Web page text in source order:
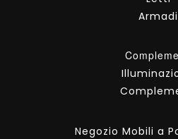
Armadi
Negozio Mobili a